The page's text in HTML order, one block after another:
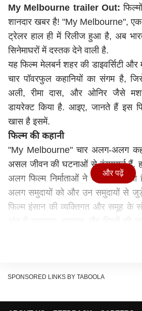
My Melbourne trailer Out:
शानदार खबर है! "My Melbourne", एक
ट्रेलर हाल ही में रिलीज हुआ है, अब
सिनेमाघरों में दस्तक देने वाली है.
यह फिल्म मेलबर्न शहर की डाइवर्सिटी
चार पॉवरफुल कहानियों का संगम है,
अली, रीमा दास, और ओनिर जैसे
डायरेक्ट किया है. आइए, जानते हैं इस
खास है इसमें.
फिल्म की कहानी
"My Melbourne" चार अलग-अलग
असल जीवन की घटनाओं से इंस्पायर्ड हैं.
अलग फिल्म निर्माताओं ने डायरेक्ट
अलग समुदायों को और उन समुदायों से जुड़े
फिल्म इंसान की व्यक्तिगत और समूह के
और पढ़ें
SPONSORED LINKS BY TABOOLA